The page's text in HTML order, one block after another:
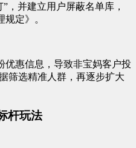
，并建立用户屏蔽名单库，
定》。
优惠信息，导致非宝妈客户投
筛选精准人群，再逐步扩大
杆玩法